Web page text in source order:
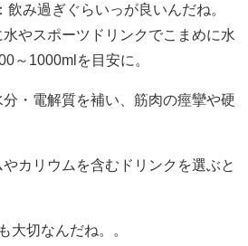
み過ぎぐらいっが良いんだね。
水やスポーツドリンクでこまめに水
～1000mlを目安に。
分・電解質を補い、筋肉の痙攣や硬
やカリウムを含むドリンクを選ぶと
大切なんだね。。